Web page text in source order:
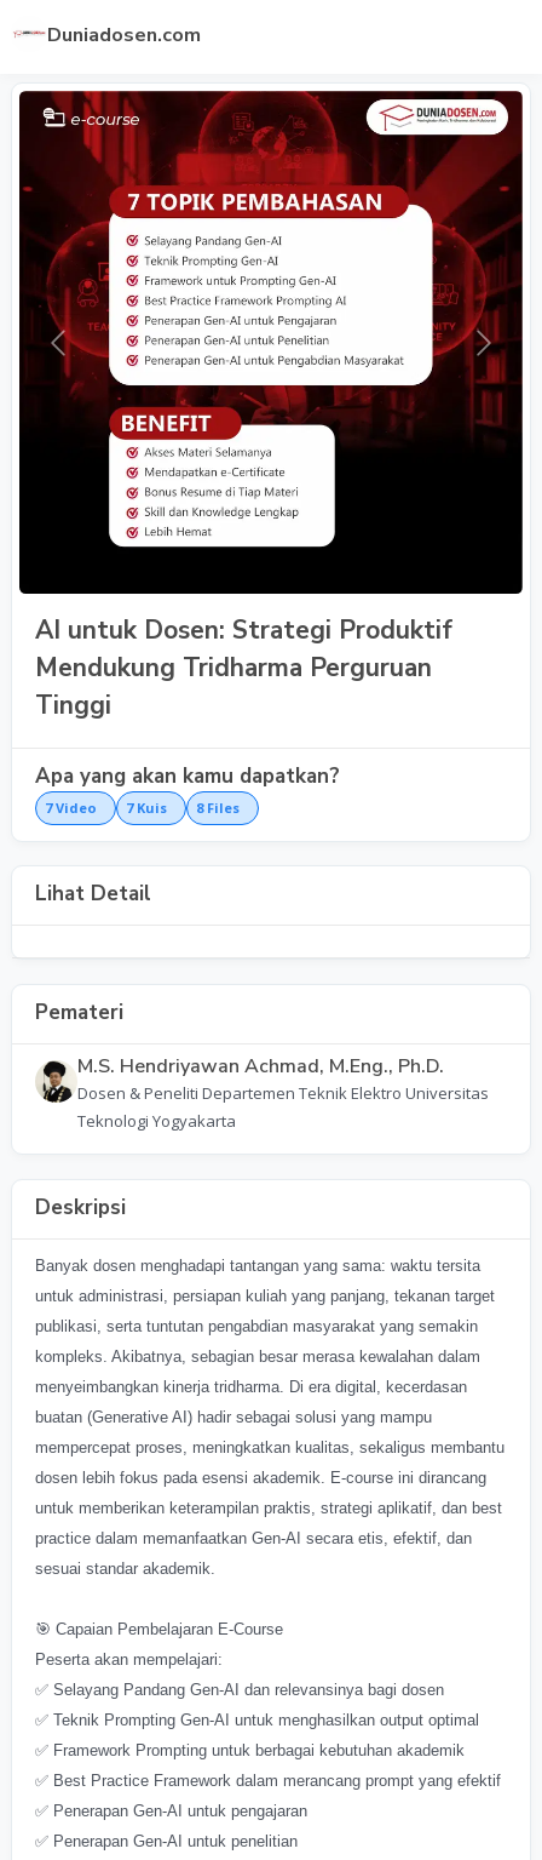
Duniadosen.com
Previous Next
AI untuk Dosen: Strategi Produktif
Mendukung Tridharma Perguruan
Tinggi
Apa yang akan kamu dapatkan?
7 Video 7 Kuis 8 Files
Lihat Detail
Pemateri
M.S. Hendriyawan Achmad, M.Eng., Ph.D.
Dosen & Peneliti Departemen Teknik Elektro Universitas
Teknologi Yogyakarta
Deskripsi
Banyak dosen menghadapi tantangan yang sama: waktu tersita
untuk administrasi, persiapan kuliah yang panjang, tekanan target
publikasi, serta tuntutan pengabdian masyarakat yang semakin
kompleks. Akibatnya, sebagian besar merasa kewalahan dalam
menyeimbangkan kinerja tridharma. Di era digital, kecerdasan
buatan (Generative AI) hadir sebagai solusi yang mampu
mempercepat proses, meningkatkan kualitas, sekaligus membantu
dosen lebih fokus pada esensi akademik. E-course ini dirancang
untuk memberikan keterampilan praktis, strategi aplikatif, dan best
practice dalam memanfaatkan Gen-AI secara etis, efektif, dan
sesuai standar akademik.
🎯 Capaian Pembelajaran E-Course
Peserta akan mempelajari:
✅ Selayang Pandang Gen-AI dan relevansinya bagi dosen
✅ Teknik Prompting Gen-AI untuk menghasilkan output optimal
✅ Framework Prompting untuk berbagai kebutuhan akademik
✅ Best Practice Framework dalam merancang prompt yang efektif
✅ Penerapan Gen-AI untuk pengajaran
✅ Penerapan Gen-AI untuk penelitian